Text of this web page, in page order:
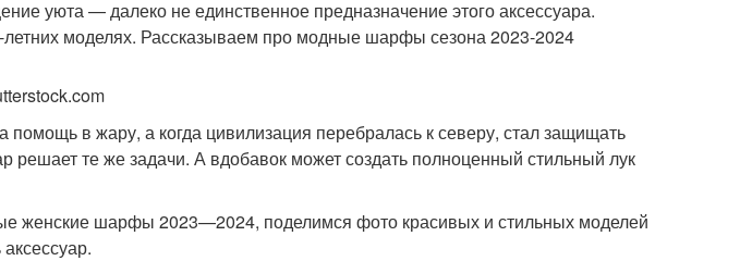
уюта — далеко не единственное предназначение этого аксессуара.
летних моделях. Рассказываем про модные шарфы сезона 2023-2024
в жару, а когда цивилизация перебралась к северу, стал защищать
решает те же задачи. А вдобавок может создать полноценный стильный лук
женские шарфы 2023—2024, поделимся фото красивых и стильных моделей